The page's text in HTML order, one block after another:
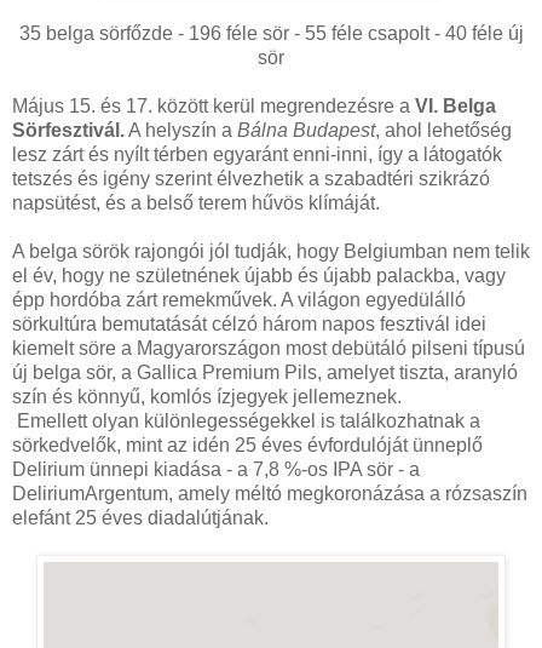
35 belga sörfőzde - 196 féle sör - 55 féle csapolt - 40 féle új
sör
Május 15. és 17. között kerül megrendezésre a VI. Belga
Sörfesztivál.A helyszín a Bálna Budapest, ahol lehetőség
lesz zárt és nyílt térben egyaránt enni-inni, így a látogatók
tetszés és igény szerint élvezhetik a szabadtéri szikrázó
napsütést, és a belső terem hűvös klímáját.
A belga sörök rajongói jól tudják, hogy Belgiumban nem telik
el év, hogy ne születnének újabb és újabb palackba, vagy
épp hordóba zárt remekművek. A világon egyedülálló
sörkultúra bemutatását célzó három napos fesztivál idei
kiemelt söre a Magyarországon most debütáló pilseni típusú
új belga sör, a Gallica Premium Pils, amelyet tiszta, aranyló
szín és könnyű, komlós ízjegyek jellemeznek.
Emellett olyan különlegességekkel is találkozhatnak a
sörkedvelők, mint az idén 25 éves évfordulóját ünneplő
Delirium ünnepi kiadása - a 7,8 %-os IPA sör - a
DeliriumArgentum, amely méltó megkoronázása a rózsaszín
elefánt 25 éves diadalútjának.